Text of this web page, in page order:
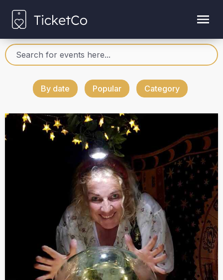
By date Popular Category